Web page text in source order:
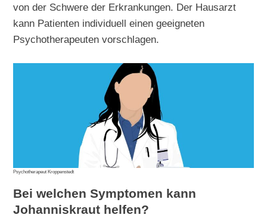
von der Schwere der Erkrankungen. Der Hausarzt
kann Patienten individuell einen geeigneten
Psychotherapeuten vorschlagen.
Psychotherapeut Kroppenstedt
Bei welchen Symptomen kann
Johanniskraut helfen?